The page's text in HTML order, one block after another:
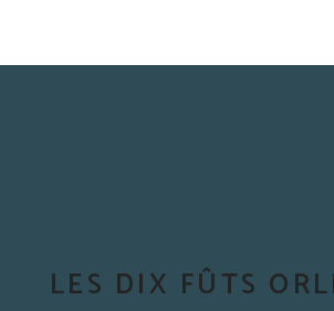
LES DIX FÛTS